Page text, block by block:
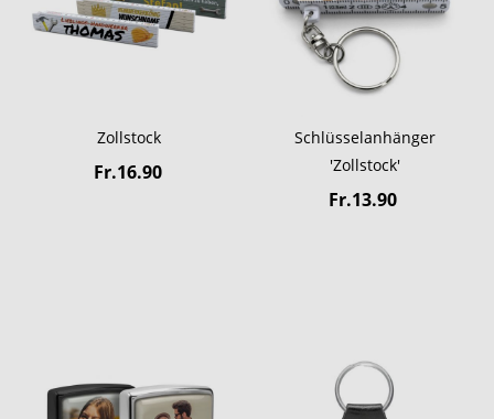
Zollstock
Fr.16.90
Schlüsselanhänger
'Zollstock'
Fr.13.90